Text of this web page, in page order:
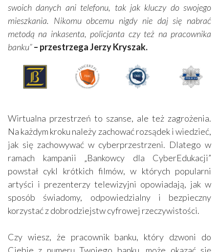
swoich danych ani telefonu, tak jak kluczy do swojego
mieszkania. Nikomu obcemu nigdy nie daj się nabrać
metodą na inkasenta, policjanta czy też na pracownika
banku”– przestrzegaJerzy Kryszak.
Wirtualna przestrzeń to szanse, ale też zagrożenia.
Na każdym kroku należy zachować rozsądek i wiedzieć,
jak się zachowywać w cyberprzestrzeni. Dlatego w
ramach kampanii „Bankowcy dla CyberEdukacji”
powstał cykl krótkich filmów, w których popularni
artyści i prezenterzy telewizyjni opowiadają, jak w
sposób świadomy, odpowiedzialny i bezpieczny
korzystać z dobrodziejstw cyfrowej rzeczywistości.
Czy wiesz, że pracownik banku, który dzwoni do